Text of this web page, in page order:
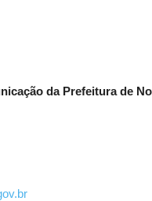
da Prefeitura de